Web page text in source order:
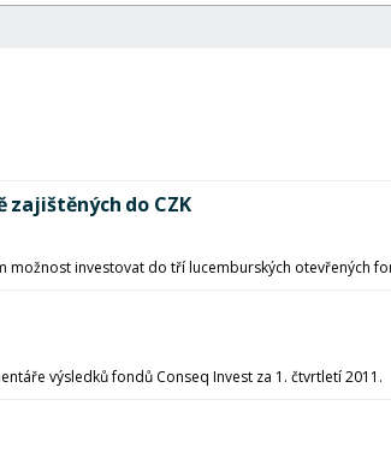
zajištěných do CZK
investovat do tří lucemburských otevřených
výsledků fondů Conseq Invest za 1. čtvrtletí 2011.